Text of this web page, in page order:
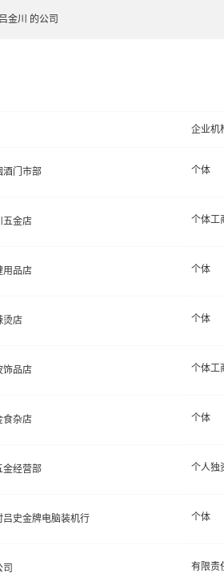
吕金川 的公司
企业机
酒门市部 个体
五金店 个体工
用品店 个体
烫店 个体
饰品店 个体工
食杂店 个体
金经营部 个人独
史金牌电脑装机行 个体